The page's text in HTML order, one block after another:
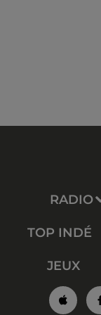
RADIO
TOP INDÉ
JEUX